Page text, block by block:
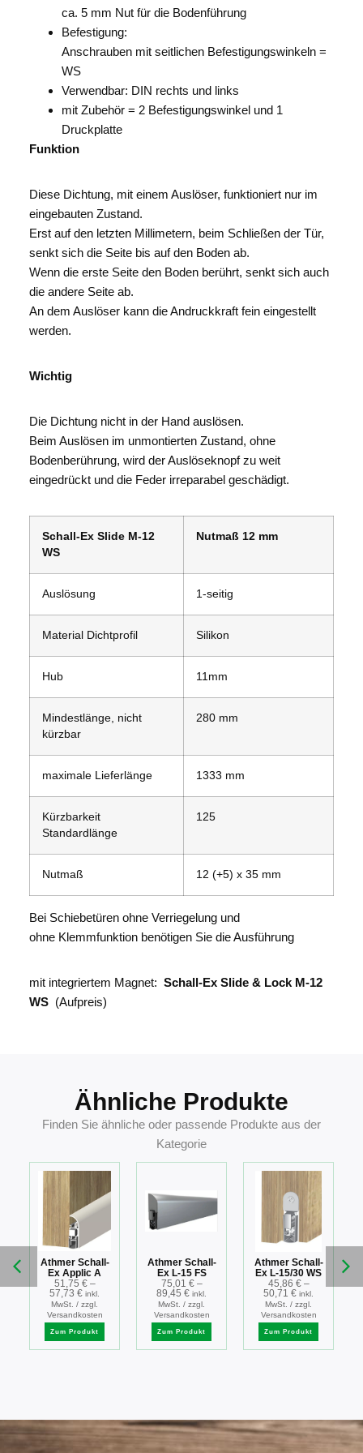
ca. 5 mm Nut für die Bodenführung
Befestigung:
Anschrauben mit seitlichen Befestigungswinkeln =
WS
Verwendbar: DIN rechts und links
mit Zubehör = 2 Befestigungswinkel und 1
Druckplatte
Funktion
Diese Dichtung, mit einem Auslöser, funktioniert nur im
eingebauten Zustand.
Erst auf den letzten Millimetern, beim Schließen der Tür,
senkt sich die Seite bis auf den Boden ab.
Wenn die erste Seite den Boden berührt, senkt sich auch
die andere Seite ab.
An dem Auslöser kann die Andruckkraft fein eingestellt
werden.
Wichtig
Die Dichtung nicht in der Hand auslösen.
Beim Auslösen im unmontierten Zustand, ohne
Bodenberührung, wird der Auslöseknopf zu weit
eingedrückt und die Feder irreparabel geschädigt.
Schall-Ex Slide M-12
WS
Nutmaß 12 mm
Auslösung 1-seitig
Material Dichtprofil Silikon
Hub 11mm
Mindestlänge, nicht
kürzbar
280 mm
maximale Lieferlänge 1333 mm
Kürzbarkeit
Standardlänge
125
Nutmaß 12 (+5) x 35 mm
Bei Schiebetüren ohne Verriegelung und
ohne Klemmfunktion benötigen Sie die Ausführung
mit integriertem Magnet: Schall-Ex Slide & Lock M-12
WS (Aufpreis)
Ähnliche Produkte
Finden Sie ähnliche oder passende Produkte aus der
Kategorie
Athmer Schall-
Ex Applic A
51,75 €–
57,73 € inkl.
MwSt. / zzgl.
Versandkosten
Zum Produkt
Athmer Schall-
Ex L-15 FS
75,01 €–
89,45 € inkl.
MwSt. / zzgl.
Versandkosten
Zum Produkt
Athmer Schall-
Ex L-15/30 WS
45,86 €–
50,71 € inkl.
MwSt. / zzgl.
Versandkosten
Zum Produkt